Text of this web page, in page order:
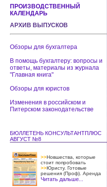
ПРОИЗВОДСТВЕННЫЙ
КАЛЕНДАРЬ
АРХИВ ВЫПУСКОВ
Обзоры для бухгалтера
В помощь бухгалтеру: вопросы и
ответы, материалы из журнала
"Главная книга"
Обзоры для юристов
Изменения в российском и
Питерском законодательстве
БЮЛЛЕТЕНЬ КОНСУЛЬТАНТПЛЮС
АВГУСТ №8
>>Новшества, которые
стоит попробовать
>>Юристу. Готовые
решения (Проф). Аренда
Читать дальше...